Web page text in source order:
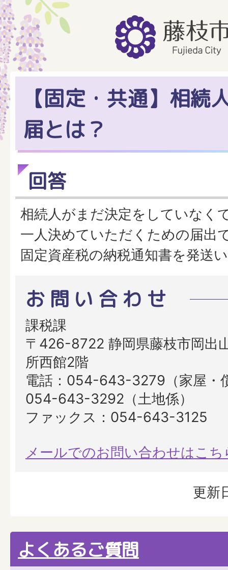
【固定・共通】相続
届とは？
回答
相続人がまだ決定をしていなく
一人決めていただくための届出
固定資産税の納税通知書を発送
お問い合わせ
課税課
〒426-8722 静岡県藤枝市岡出
所西館2階
電話：054-643-3279（家屋・
054-643-3292（土地係）
ファックス：054-643-3125
メールでのお問い合わせはこち
更新
よくあるご質問